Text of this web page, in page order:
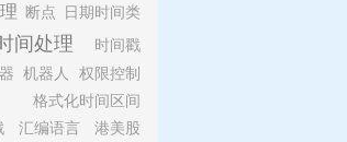
断点 日期时间类
间处理
时间戳
机器人
权限控制
格式化时间区间
汇编语言 港美股